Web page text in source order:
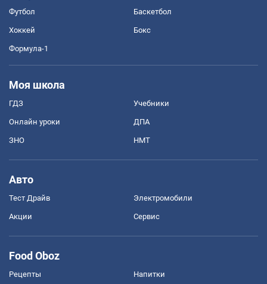
Футбол Баскетбол
Хоккей Бокс
Формула-1
Моя школа
ГДЗ Учебники
Онлайн уроки ДПА
ЗНО НМТ
Авто
Тест Драйв Электромобили
Акции Сервис
Food Oboz
Рецепты Напитки